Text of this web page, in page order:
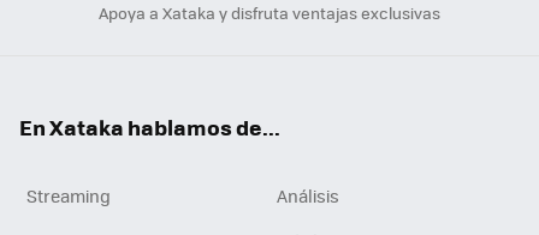
Apoya a Xataka y disfruta ventajas exclusivas
En Xataka hablamos de...
Streaming
Análisis